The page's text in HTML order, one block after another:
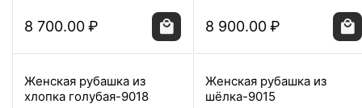
8 700.00₽ 8 900.00₽
Женская рубашка из
хлопка голубая-9018
Женская рубашка из
шёлка-9015